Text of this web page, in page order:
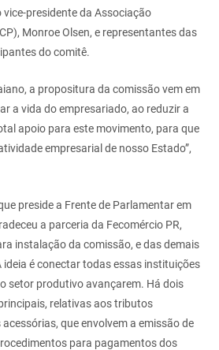
vice-presidente da Associação
Monroe Olsen, e representantes das
do comitê.
a propositura da comissão vem em
a vida do empresariado, ao reduzir a
apoio para este movimento, para que
empresarial de nosso Estado”,
preside a Frente de Parlamentar em
a parceria da Fecomércio PR,
instalação da comissão, e das demais
ideia é conectar todas essas instituições
setor produtivo avançarem. Há dois
relativas aos tributos
que envolvem a emissão de
para pagamentos dos